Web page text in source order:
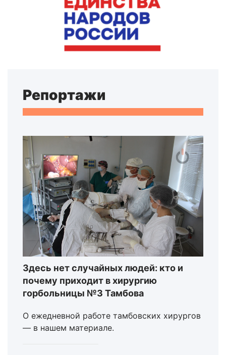
Репортажи
Здесь нет случайных людей: кто и
почему приходит в хирургию
горбольницы №3 Тамбова
О ежедневной работе тамбовских хирургов
— в нашем материале.